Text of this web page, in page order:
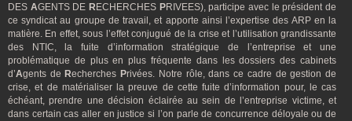
DES AGENTS DE R ECHERCHES PRIVEES), participe avec le président de
ce syndicat au groupe de travail, et apporte ainsi l’expertise des ARP en la
matière. En effet, sous l’effet conjugué de la crise et l’utilisation grandissante
des NTIC, la fuite d’information stratégique de l’entreprise et une
problématique de plus en plus fréquente dans les dossiers des cabinets
d’Agents de Recherches Privées. Notre rôle, dans ce cadre de gestion de
crise, et de matérialiser la preuve de cette fuite d’information pour, le cas
échéant, prendre une décision éclairée au sein de l’entreprise victime, et
dans certain cas aller en justice si l’on parle de concurrence déloyale ou de